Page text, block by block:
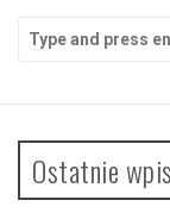
for:
Ostatnie